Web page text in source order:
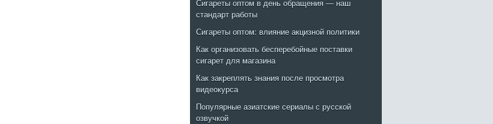
Сигареты оптом в день обращения — наш
стандарт работы
Сигареты оптом: влияние акцизной политики
Как организовать бесперебойные поставки
сигарет для магазина
Как закреплять знания после просмотра
видеокурса
Популярные азиатские сериалы с русской
озвучкой